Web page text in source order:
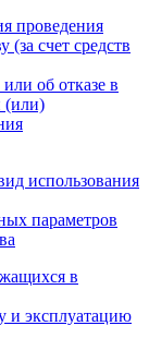
проведения
(за счет средств
об отказе в
(или)
использования
параметров
в
и эксплуатацию